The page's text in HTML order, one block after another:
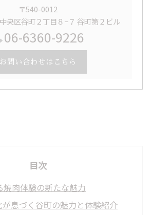
〒540-0012
央区谷町２丁目８−７ 谷町第２ビル
06-6360-9226
お問い合わせはこちら
目次
焼肉体験の新たな魅力
息づく谷町の魅力と体験紹介